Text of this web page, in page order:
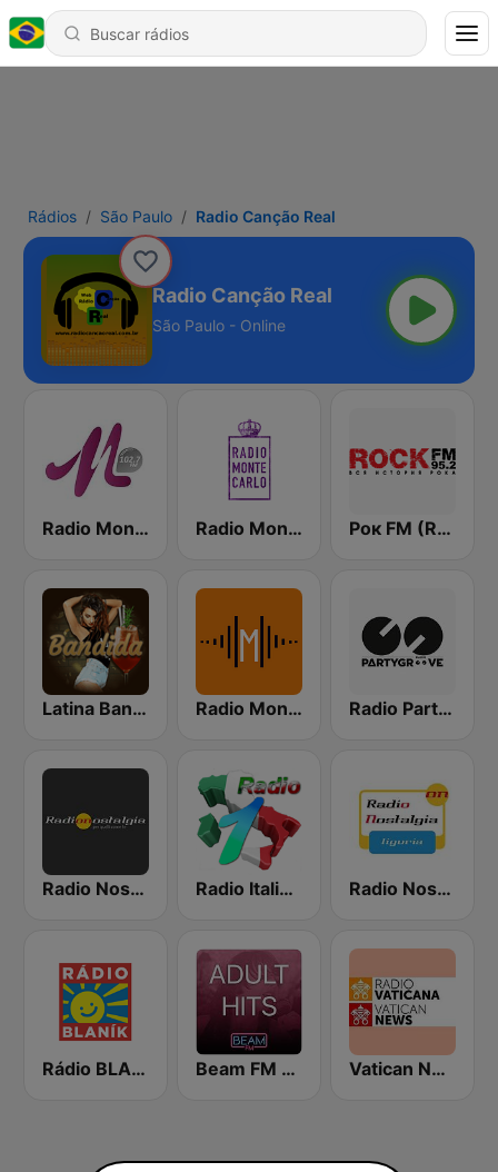
Rádios São Paulo Radio Canção Real
Radio Canção Real
São Paulo - Online
Radio Montecarlo Radio Monte Carlo Рок FM (Rock FM 95.2)
Latina Bandida! Radio Montecarlo FM Radio Party Groove
Radio Nostalgia Toscana Radio Italia Uno Radio Nostalgia Liguria
Rádio BLANÍK Beam FM - Adult Hits Vatican News - Italiano